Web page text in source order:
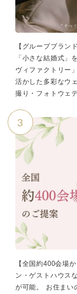
【グループブラン
「小さな結婚式」
ヴィファクトリー
活かした多彩なウ
撮り・フォトウェ
3
【全国約400会場
ン・ゲストハウス
が可能。 お住まい